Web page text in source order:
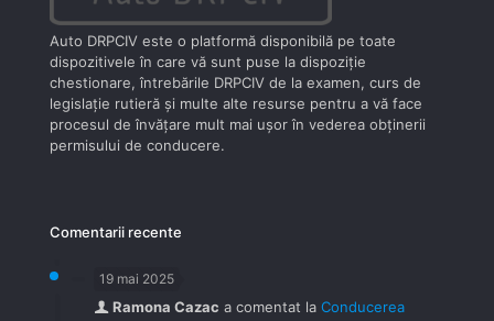
Auto DRPCIV este o platformă disponibilă pe toate
dispozitivele în care vă sunt puse la dispoziţie
chestionare, întrebările DRPCIV de la examen, curs de
legislaţie rutieră şi multe alte resurse pentru a vă face
procesul de învăţare mult mai uşor în vederea obţinerii
permisului de conducere.
Comentarii recente
19 mai 2025
Ramona Cazac a comentat la Conducerea